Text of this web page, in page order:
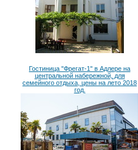
Гостиница "Фрегат-1" в Адлере на
центральной набережной, для
семейного отдыха, цены на лето 2018
год.